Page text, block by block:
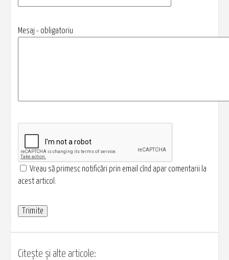
Mesaj - obligatoriu
Vreau să primesc notificări prin email cînd apar comentarii la
acest articol.
Citește și alte articole: